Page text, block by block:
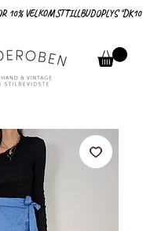
10% VELKOMSTTILLBUD